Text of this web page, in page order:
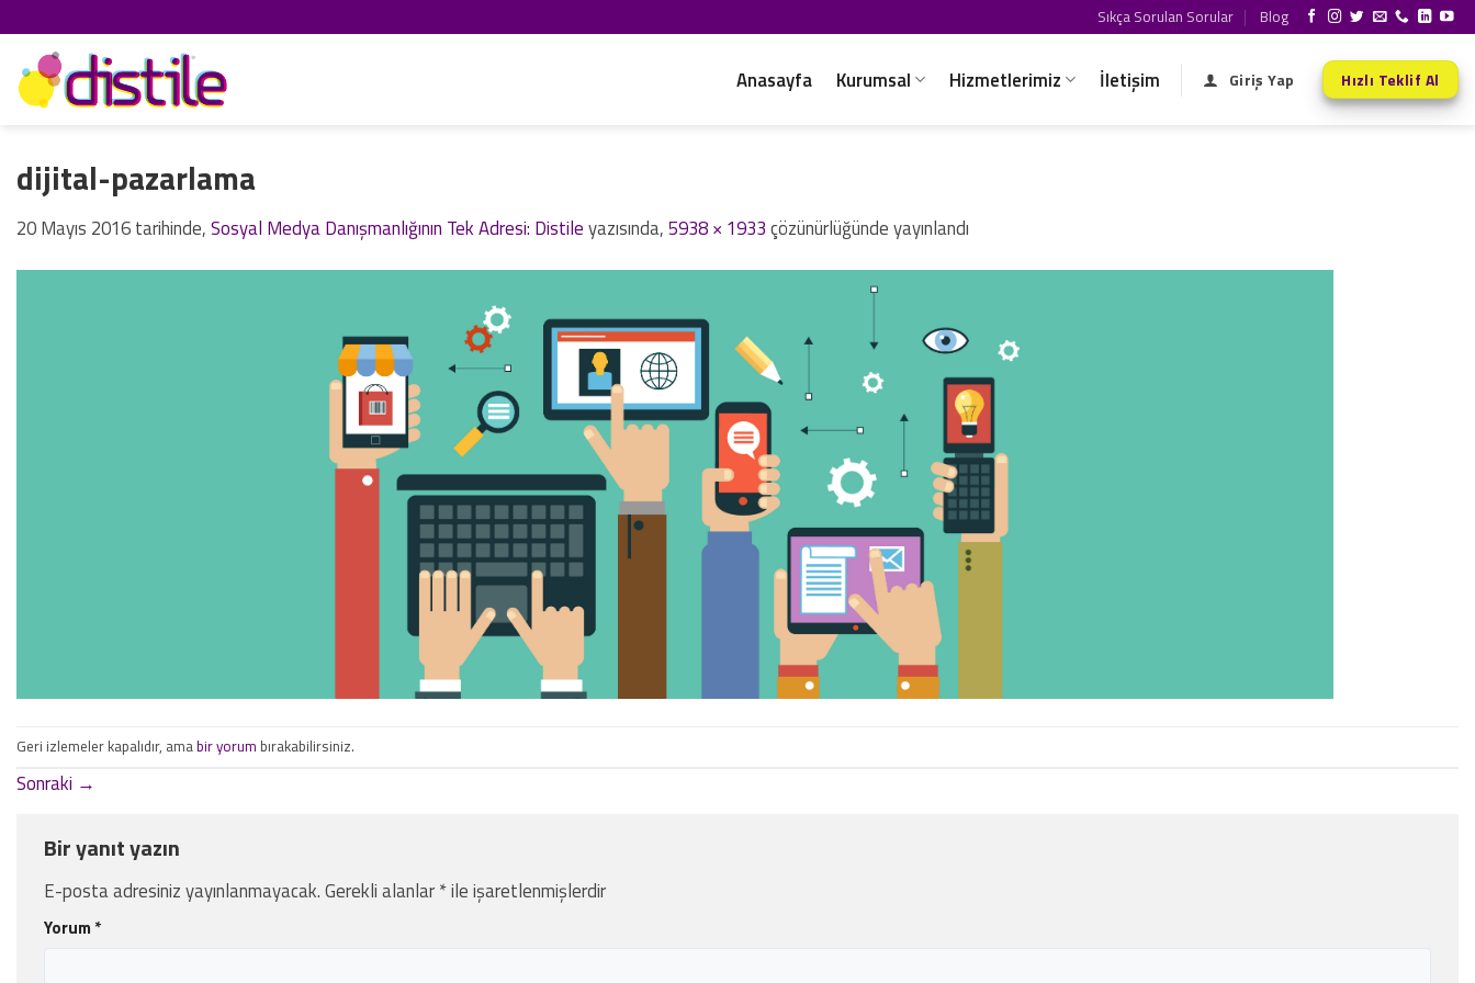
atla
Sıkça Sorulan Sorular Blog
Anasayfa Kurumsal Hizmetlerimiz İletişim Giriş Yap Hızlı Teklif Al
dijital-pazarlama
20 Mayıs 2016tarihinde,Sosyal Medya Danışmanlığının Tek Adresi: Distileyazısında,5938 × 1933çözünürlüğünde yayınlandı
Geri izlemeler kapalıdır, amabir yorum bırakabilirsiniz.
Sonraki →
Bir yanıt yazın
E-posta adresiniz yayınlanmayacak.Gerekli alanlar*ile işaretlenmişlerdir
Yorum *